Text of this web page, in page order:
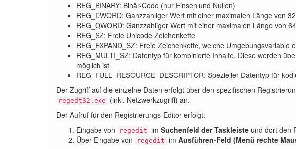
REG_BINARY: Binär-Code (nur Einsen und Nullen)
REG_DWORD: Ganzzahliger Wert mit einer maximalen Länge von
REG_QWORD: Ganzzahliger Wert mit einer maximalen Länge von
REG_SZ: Freie Unicode Zeichenkette
REG_EXPAND_SZ: Freie Zeichenkette, welche Umgebungsvariable
REG_MULTI_SZ: Datentyp für kombinierte Inhalte. Diese werden
möglich ist
REG_FULL_RESOURCE_DESCRIPTOR: Spezieller Datentyp für
Der Zugriff auf die einzelne Daten erfolgt über den spezifischen
regedt32.exe
(inkl. Netzwerkzugriff) an.
Der Aufruf für den Registrierungs-Editor erfolgt:
Eingabe von
regedit im Suchenfeld der Taskleiste und dort den
Über Eingabe von
regedit im Ausführen-Feld (Menü rechte